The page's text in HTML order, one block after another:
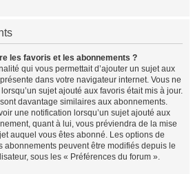
les favoris et les abonnements ?
qui vous permettait d’ajouter un sujet aux
dans votre navigateur internet. Vous ne
sujet ajouté aux favoris était mis à jour.
davantage similaires aux abonnements.
une notification lorsqu’un sujet ajouté aux
quant à lui, vous préviendra de la mise
auquel vous êtes abonné. Les options de
abonnements peuvent être modifiés depuis le
sous les « Préférences du forum ».